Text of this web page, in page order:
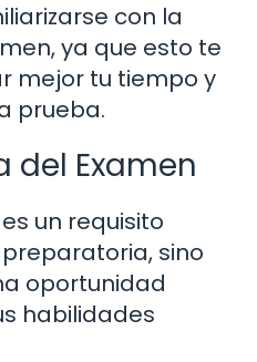
con la
ya que esto te
mejor tu tiempo y
prueba.
del Examen
un requisito
sino
oportunidad
habilidades